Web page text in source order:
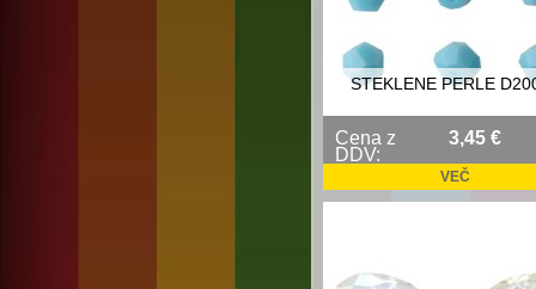
STEKLENE PERLE
Cena z
DDV:
3,45 €
VEČ